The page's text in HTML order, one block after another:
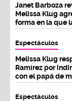
Janet Barboza
Melissa Klug
forma en la que
Espectáculos
Melissa Klug
Ramírez por
con el papá de
Espectáculos